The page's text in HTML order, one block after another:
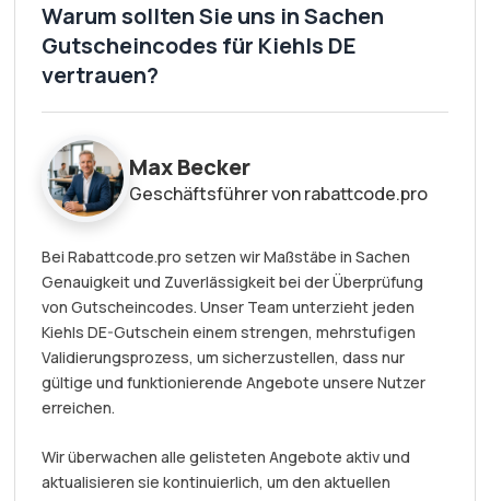
Warum sollten Sie uns in Sachen
Gutscheincodes für Kiehls DE
vertrauen?
Max Becker
Geschäftsführer von rabattcode.pro
Bei Rabattcode.pro setzen wir Maßstäbe in Sachen
Genauigkeit und Zuverlässigkeit bei der Überprüfung
von Gutscheincodes. Unser Team unterzieht jeden
Kiehls DE-Gutschein einem strengen, mehrstufigen
Validierungsprozess, um sicherzustellen, dass nur
gültige und funktionierende Angebote unsere Nutzer
erreichen.
Wir überwachen alle gelisteten Angebote aktiv und
aktualisieren sie kontinuierlich, um den aktuellen